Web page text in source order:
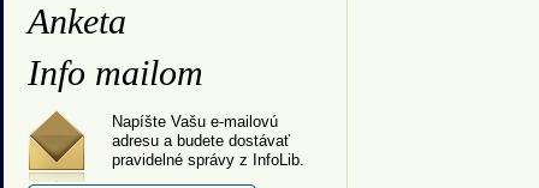
Anketa
Info mailom
Napíšte Vašu e-mailovú
adresu a budete dostávať
pravidelné správy z InfoLib.